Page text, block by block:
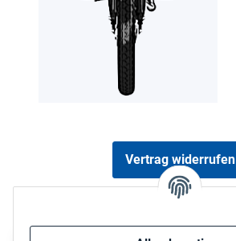
Vertrag widerrufen